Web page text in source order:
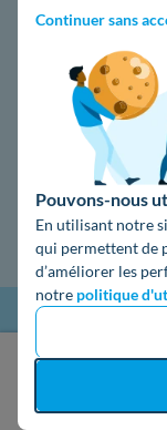
Continuer sans
Pouvons-nous
En utilisant notre
qui permettent de
d’améliorer les
notre politique
batterie
de